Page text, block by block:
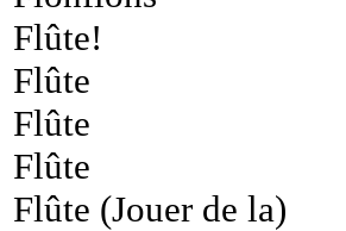
Flûte!
Flûte
Flûte
Flûte
Flûte (Jouer de la)